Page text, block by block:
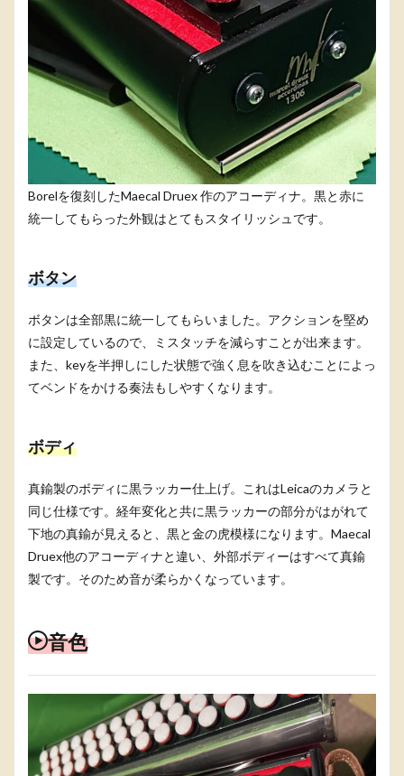
Borelを復刻したMaecal Druex 作のアコーディナ。黒と赤に
統一してもらった外観はとてもスタイリッシュです。
ボタン
ボタンは全部黒に統一してもらいました。アクションを堅め
に設定しているので、ミスタッチを減らすことが出来ます。
また、keyを半押しにした状態で強く息を吹き込むことによっ
てベンドをかける奏法もしやすくなります。
ボディ
真鍮製のボディに黒ラッカー仕上げ。これはLeicaのカメラと
同じ仕様です。経年変化と共に黒ラッカーの部分がはがれて
下地の真鍮が見えると、黒と金の虎模様になります。Maecal
Druex他のアコーディナと違い、外部ボディーはすべて真鍮
製です。そのため音が柔らかくなっています。
音色